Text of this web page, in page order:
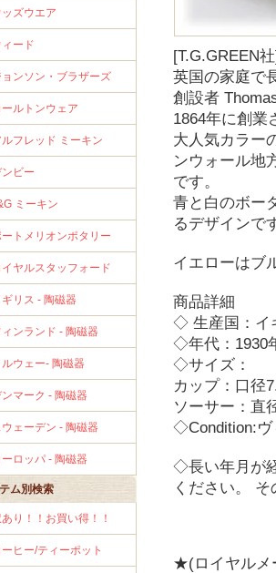
ッズウエア
ィード
ョンソン・ブラザーズ
ールトンウェア
ルフレッド ミーキン
ビー
ミーキン
トメリオンポタリー
イヤルスタッフォード
ギリス - 陶磁器
ィンランド - 陶磁器
ルウェー- 陶磁器
マーク - 陶磁器
ウェーデン - 陶磁器
ーロッパ - 陶磁器
ム別検索
り！！お買い得！！
ーヒー/ティーポット
[T.G.GREEN
英国の家庭で
創設者
1864年に創業
大人気カラー
ンウォール地
です。
青と白のボー
るデザインで
イエローはブ
商品詳細
◇ 生産国：イ
◇年代：1930
◇サイズ：
カップ：口径
ソーサー：直
◇Condition:ヴ
◇長い年月が
ください。
★(ロイヤルメ